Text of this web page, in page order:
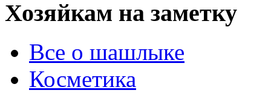
Хозяйкам на заметку
Все о шашлыке
Косметика